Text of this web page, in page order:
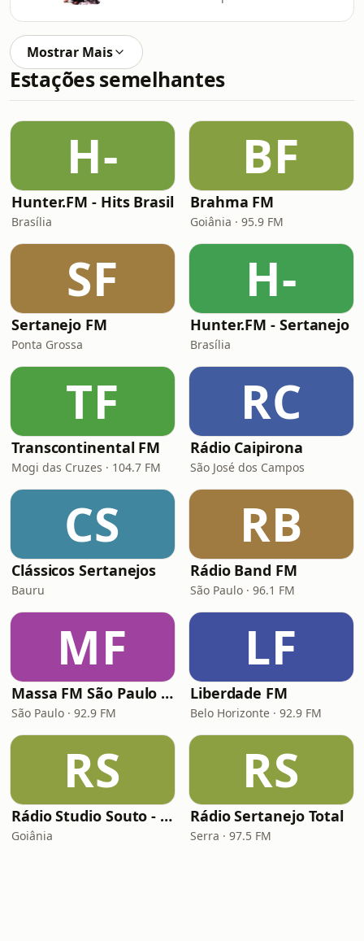
Mostrar Mais
Estações semelhantes
H-
Hunter.FM - Hits Brasil
Brasília
BF
Brahma FM
Goiânia · 95.9 FM
SF
Sertanejo FM
Ponta Grossa
H-
Hunter.FM - Sertanejo
Brasília
TF
Transcontinental FM
Mogi das Cruzes · 104.7 FM
RC
Rádio Caipirona
São José dos Campos
CS
Clássicos Sertanejos
Bauru
RB
Rádio Band FM
São Paulo · 96.1 FM
MF
Massa FM São Paulo 92.9
São Paulo · 92.9 FM
LF
Liberdade FM
Belo Horizonte · 92.9 FM
RS
Rádio Studio Souto - Sertaneja
Goiânia
RS
Rádio Sertanejo Total
Serra · 97.5 FM